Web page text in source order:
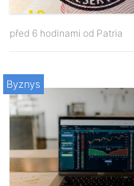
před 6 hodinami od Patria
Byznys